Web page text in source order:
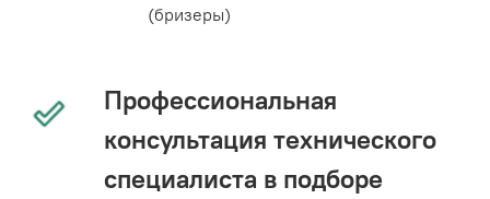
(бризеры)
Профессиональная
консультация технического
специалиста в подборе